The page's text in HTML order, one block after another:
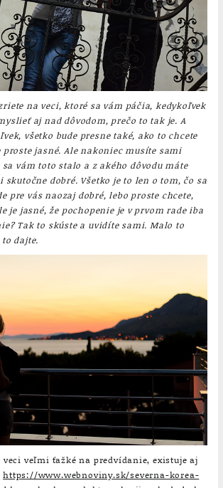
na veci, ktoré sa vám páčia, kedykoľvek
aj nad dôvodom, prečo to tak je. A
všetko bude presne také, ako to chcete
jasné. Ale nakoniec musíte sami
vám toto stalo a z akého dôvodu máte
skutočne dobré. Všetko je to len o tom, čo sa
pre vás naozaj dobré, lebo proste chcete,
je jasné, že pochopenie je v prvom rade iba
Tak to skúste a uvidíte sami. Malo to
dajte.
veci veľmi ťažké na predvídanie, existuje aj
https://www.webnoviny.sk/severna-korea-